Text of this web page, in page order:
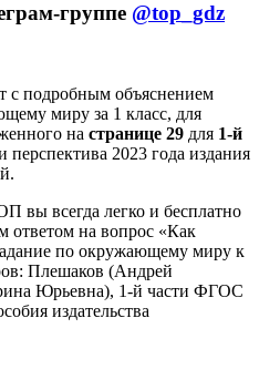
группе @top_gdz
c подробным объяснением
миру за 1 класс, для
на странице 29 для 1-й
перспектива 2023 года издания
вы всегда легко и бесплатно
ответом на вопрос «Как
по окружающему миру к
Плешаков (Андрей
Юрьевна), 1-й части ФГОС
издательства